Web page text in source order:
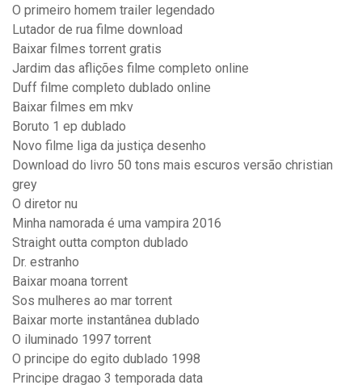
O primeiro homem trailer legendado
Lutador de rua filme download
Baixar filmes torrent gratis
Jardim das aflições filme completo online
Duff filme completo dublado online
Baixar filmes em mkv
Boruto 1 ep dublado
Novo filme liga da justiça desenho
Download do livro 50 tons mais escuros versão christian
grey
O diretor nu
Minha namorada é uma vampira 2016
Straight outta compton dublado
Dr. estranho
Baixar moana torrent
Sos mulheres ao mar torrent
Baixar morte instantânea dublado
O iluminado 1997 torrent
O principe do egito dublado 1998
Principe dragao 3 temporada data